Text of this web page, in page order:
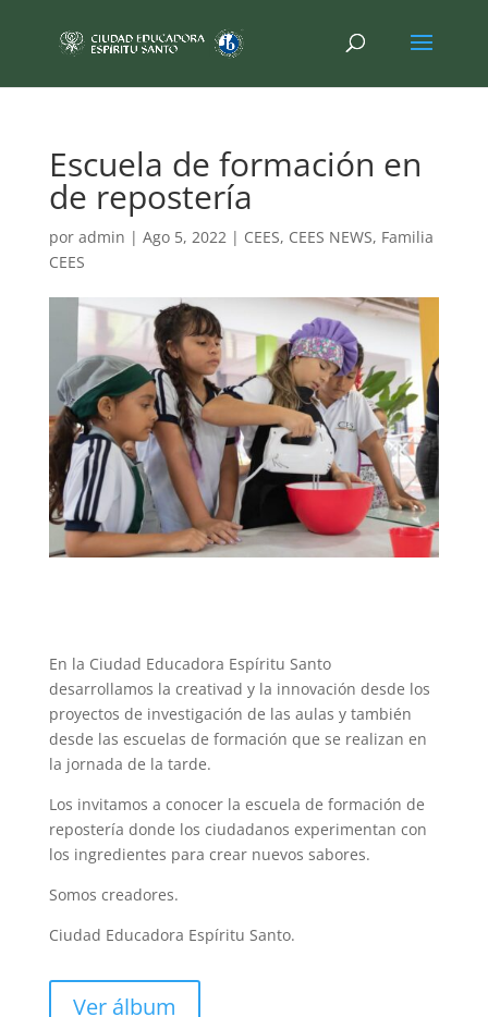
Escuela de formación en
de repostería
por admin | Ago 5, 2022| CEES, CEES NEWS, Familia
CEES
En la Ciudad Educadora Espíritu Santo
desarrollamos la creativad y la innovación desde los
proyectos de investigación de las aulas y también
desde las escuelas de formación que se realizan en
la jornada de la tarde.
Los invitamos a conocer la escuela de formación de
repostería donde los ciudadanos experimentan con
los ingredientes para crear nuevos sabores.
Somos creadores.
Ciudad Educadora Espíritu Santo.
Ver álbum